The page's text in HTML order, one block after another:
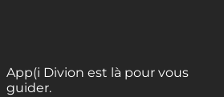
App(i Divion est là pour vous
guider.